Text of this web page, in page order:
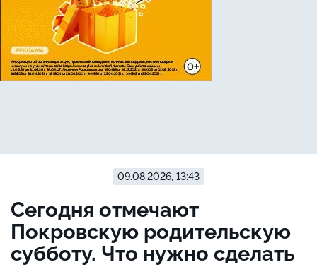
09.08.2026, 13:43
Сегодня отмечают
Покровскую родительскую
субботу. Что нужно сделать